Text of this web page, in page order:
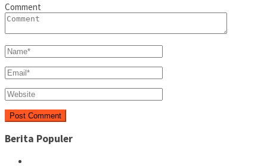
Comment
Berita Populer